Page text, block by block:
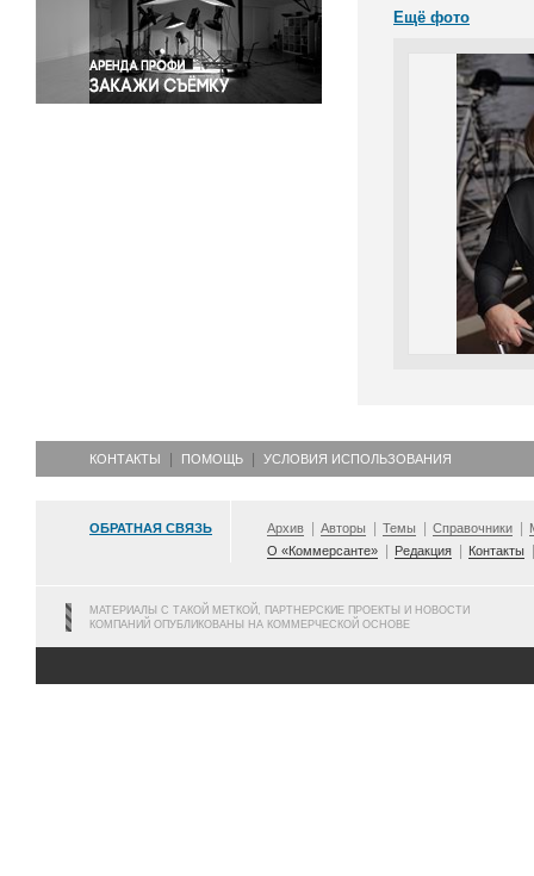
Экология
Экономика и бизнес
Ещё фото
КОНТАКТЫ ПОМОЩЬ УСЛОВИЯ ИСПОЛЬЗОВАНИЯ
ОБРАТНАЯ СВЯЗЬ Архив Авторы Темы Справочники
О «Коммерсанте»
Редакция Контакты
МАТЕРИАЛЫ С ТАКОЙ МЕТКОЙ, ПАРТНЕРСКИЕ ПРОЕКТЫ И НОВОСТИ
КОМПАНИЙ ОПУБЛИКОВАНЫ НА КОММЕРЧЕСКОЙ ОСНОВЕ